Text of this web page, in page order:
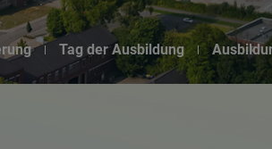
Tag der Ausbildung